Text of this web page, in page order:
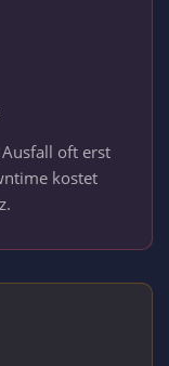
oft erst
kostet